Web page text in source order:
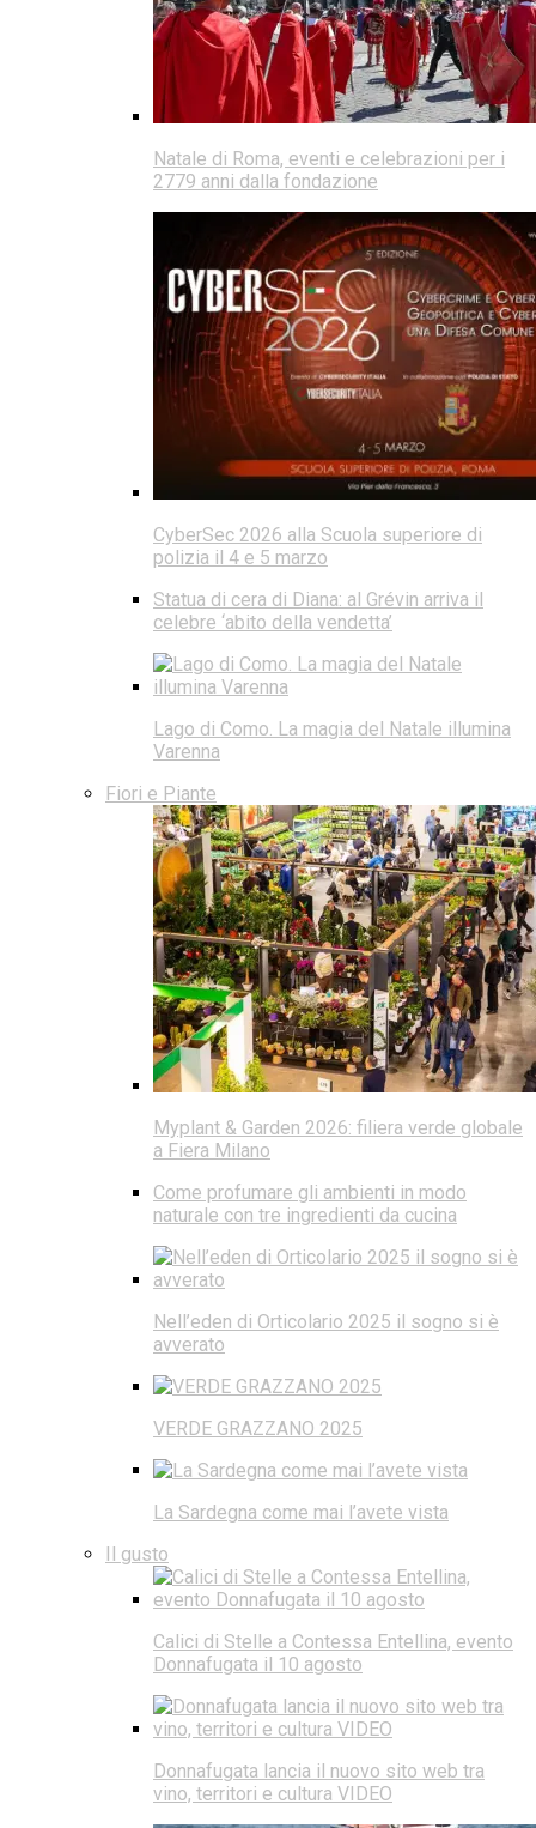
Natale di Roma, eventi e celebrazioni per i
2779 anni dalla fondazione
CyberSec 2026 alla Scuola superiore di
polizia il 4 e 5 marzo
Statua di cera di Diana: al Grévin arriva il
celebre ‘abito della vendetta’
Lago di Como. La magia del Natale illumina
Varenna
Fiori e Piante
Myplant & Garden 2026: filiera verde globale
a Fiera Milano
Come profumare gli ambienti in modo
naturale con tre ingredienti da cucina
Nell’eden di Orticolario 2025 il sogno si è
avverato
VERDE GRAZZANO 2025
La Sardegna come mai l’avete vista
Il gusto
Calici di Stelle a Contessa Entellina, evento
Donnafugata il 10 agosto
Donnafugata lancia il nuovo sito web tra
vino, territori e cultura VIDEO